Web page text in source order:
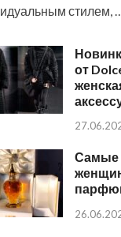
стилем, …
от
Самые